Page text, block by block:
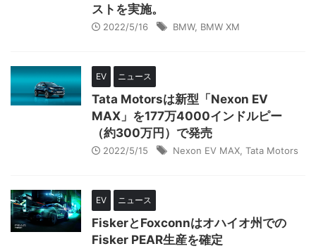
ストを実施。
2022/5/16 BMW, BMW XM
EV ニュース
Tata Motorsは新型「Nexon EV
MAX」を177万4000インドルピー
（約300万円）で発売
2022/5/15 Nexon EV MAX Tata Motors
EV ニュース
FiskerとFoxconnはオハイオ州での
Fisker PEAR生産を確定